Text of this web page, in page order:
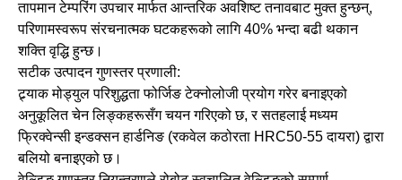
तापमान टेम्परिंग उपचार मार्फत आन्तरिक अवशिष्ट तनावबाट मुक्त हुन्छन्,
परिणामस्वरूप संरचनात्मक घटकहरूको लागि 40% भन्दा बढी थकान
शक्ति वृद्धि हुन्छ।
सटीक उत्पादन गुणस्तर प्रणाली:
ट्र्याक मोड्युल परिशुद्धता फोर्जिङ टेक्नोलोजी प्रयोग गरेर बनाइएको
अनुकूलित चेन लिङ्कहरूसँग चयन गरिएको छ, र सतहलाई मध्यम
फ्रिक्वेन्सी इन्डक्सन हार्डनिङ (रकवेल कठोरता HRC50-55 दायरा) द्वारा
बलियो बनाइएको छ।